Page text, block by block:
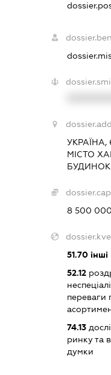
УКРАЇНА,
МІСТО
БУДИНОК
8 500
51.70інші
52.12
переваги
74.13
ринку та
думки